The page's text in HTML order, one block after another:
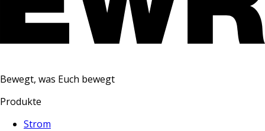
Bewegt, was Euch bewegt
Produkte
Strom